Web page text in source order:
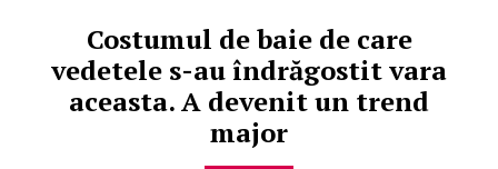
Costumul de baie de care
vedetele s-au îndrăgostit vara
aceasta. A devenit un trend
major